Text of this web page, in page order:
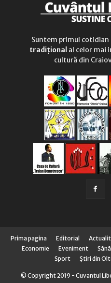
Suntem primul cotidian
tradițional al celor
cultură din
Prima pagina Editorial
Economie
Eveniment
Sport
Știri din
© Copyright 2019 - Cuvantul